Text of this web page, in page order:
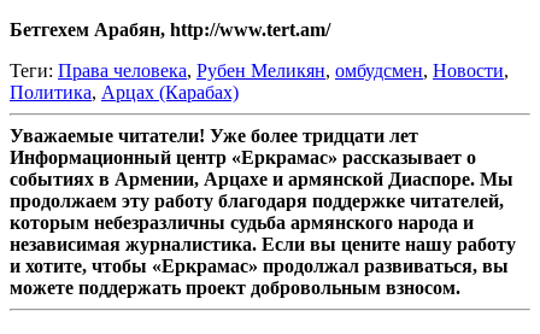
Бетгехем Арабян, http://www.tert.am/
Теги: Права человека, Рубен Меликян, омбудсмен, Новости,
Политика, Арцах (Карабах)
Уважаемые читатели! Уже более тридцати лет
Информационный центр «Еркрамас» рассказывает о
событиях в Армении, Арцахе и армянской Диаспоре. Мы
продолжаем эту работу благодаря поддержке читателей,
которым небезразличны судьба армянского народа и
независимая журналистика. Если вы цените нашу работу
и хотите, чтобы «Еркрамас» продолжал развиваться, вы
можете поддержать проект добровольным взносом.